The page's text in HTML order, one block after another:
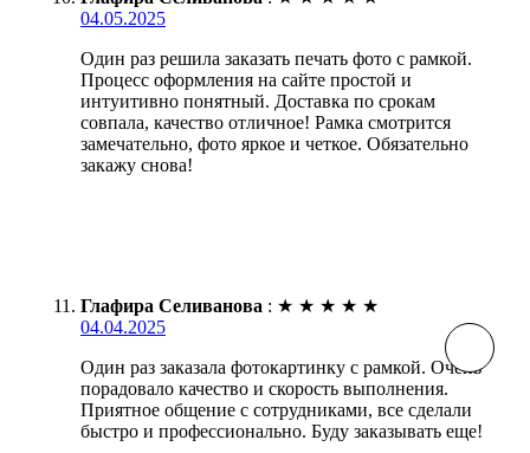
04.05.2025
Один раз решила заказать печать фото с рамкой.
Процесс оформления на сайте простой и
интуитивно понятный. Доставка по срокам
совпала, качество отличное! Рамка смотрится
замечательно, фото яркое и четкое. Обязательно
закажу снова!
Глафира Селиванова : ★ ★ ★ ★ ★
04.04.2025
Один раз заказала фотокартинку с рамкой. Очень
порадовало качество и скорость выполнения.
Приятное общение с сотрудниками, все сделали
быстро и профессионально. Буду заказывать еще!